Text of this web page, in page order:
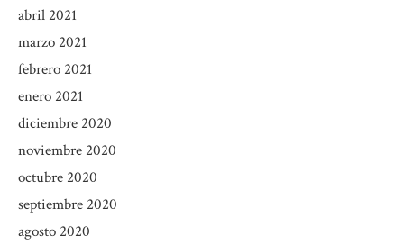
abril 2021
marzo 2021
febrero 2021
enero 2021
diciembre 2020
noviembre 2020
octubre 2020
septiembre 2020
agosto 2020